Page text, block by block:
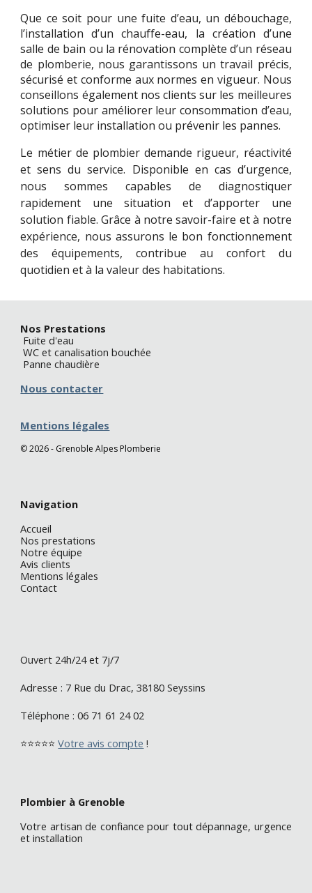
Que ce soit pour une fuite d’eau, un débouchage,
l’installation d’un chauffe-eau, la création d’une
salle de bain ou la rénovation complète d’un réseau
de plomberie, nous garantissons un travail précis,
sécurisé et conforme aux normes en vigueur. Nous
conseillons également nos clients sur les meilleures
solutions pour améliorer leur consommation d’eau,
optimiser leur installation ou prévenir les pannes.
Le métier de plombier demande rigueur, réactivité
et sens du service. Disponible en cas d’urgence,
nous sommes capables de diagnostiquer
rapidement une situation et d’apporter une
solution fiable. Grâce à notre savoir-faire et à notre
expérience, nous assurons le bon fonctionnement
des équipements, contribue au confort du
quotidien et à la valeur des habitations.
Nos Prestations
Fuite d'eau
WC et canalisation bouchée
Panne chaudière
Nous contacter
Mentions légales
©2026 - Grenoble Alpes Plomberie
Navigation
Accueil
Nos prestations
Notre équipe
Avis clients
Mentions légales
Contact
Ouvert 24h/24 et 7j/7
Adresse : 7 Rue du Drac, 38180 Seyssins
Téléphone :06 71 61 24 02
⭐⭐⭐⭐⭐Votre avis compte !
Plombier à Grenoble
Votre artisan de confiance pour tout dépannage, urgence
et installation